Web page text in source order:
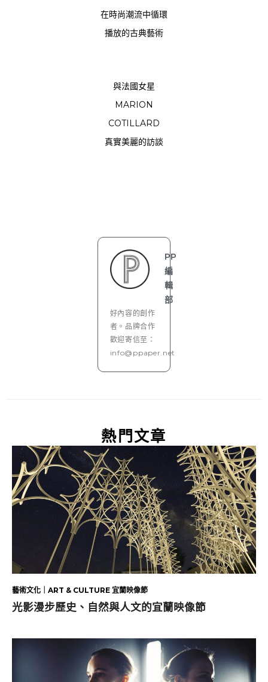
在時尚潮流中循環
播放的古典藝術
與法國女星
MARION
COTILLARD
真實美麗的訪談
PP
編
輯
部
好內容的創作
者。品牌合作
歡迎寄信至：
info@ppaper.net
熱門文章
藝術文化｜ART & CULTURE 宜蘭映像節
光影漫步歷史、自然與人文的宜蘭映像節